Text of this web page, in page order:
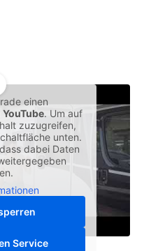
einen
YouTube. Um auf
zuzugreifen,
unten.
dabei Daten
Service